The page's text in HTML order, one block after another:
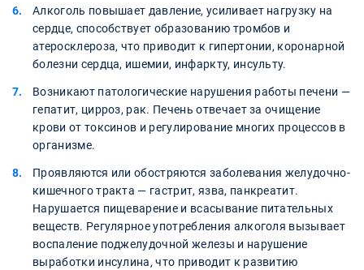
Алкоголь повышает давление, усиливает нагрузку на
сердце, способствует образованию тромбов и
атеросклероза, что приводит к гипертонии, коронарной
болезни сердца, ишемии, инфаркту, инсульту.
Возникают патологические нарушения работы печени —
гепатит, цирроз, рак. Печень отвечает за очищение
крови от токсинов и регулирование многих процессов в
организме.
Проявляются или обостряются заболевания желудочно-
кишечного тракта — гастрит, язва, панкреатит.
Нарушается пищеварение и всасывание питательных
веществ. Регулярное употребления алкоголя вызывает
воспаление поджелудочной железы и нарушение
выработки инсулина, что приводит к развитию